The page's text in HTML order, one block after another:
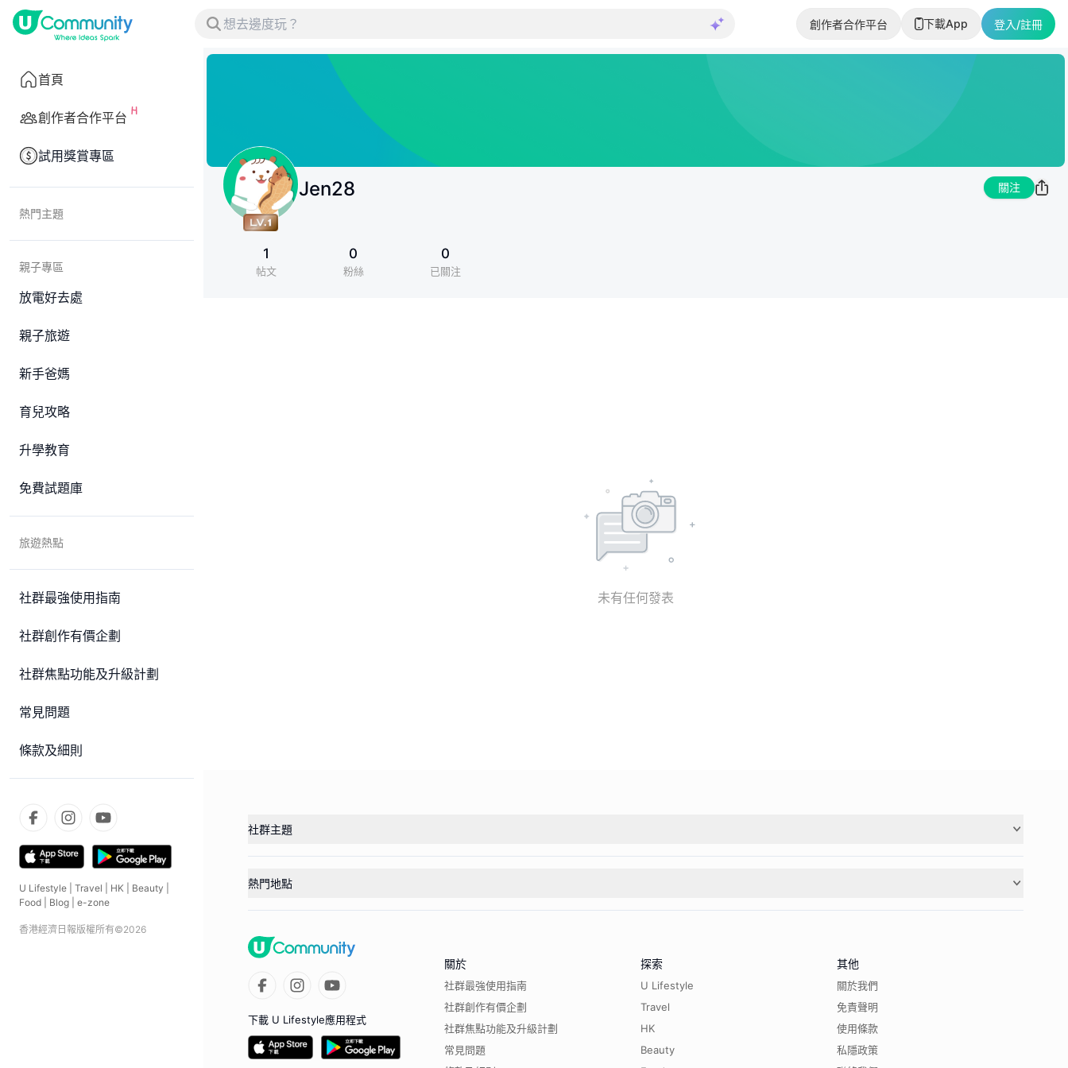
創作者合作平台 下載App 登入/註冊
首頁
創作者合作平台
試用獎賞專區
熱門主題
親子專區
放電好去處
親子旅遊
新手爸媽
育兒攻略
升學教育
免費試題庫
旅遊熱點
社群最強使用指南
社群創作有價企劃
社群焦點功能及升級計劃
常見問題
條款及細則
U Lifestyle Travel HK Beauty
Food
Blog e-zone
香港經濟日報版權所有©2026
Jen28 關注
1
帖文
0
粉絲
0
已關注
未有任何發表
社群主題
熱門地點
下載 U Lifestyle應用程式
關於
社群最強使用指南
社群創作有價企劃
社群焦點功能及升級計劃
常見問題
探索
U Lifestyle
Travel
HK
Beauty
其他
關於我們
免責聲明
使用條款
私隱政策